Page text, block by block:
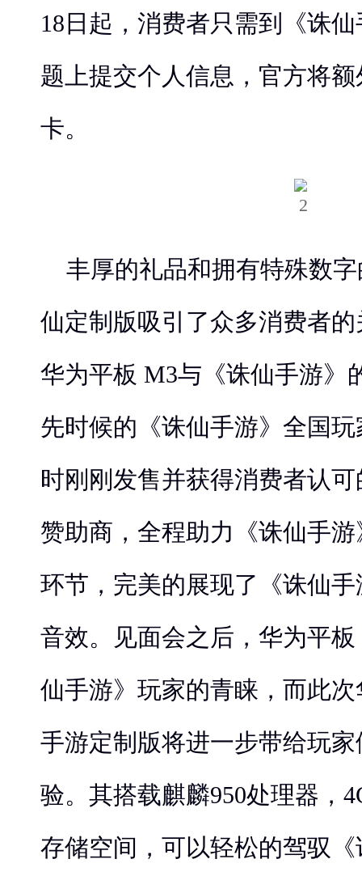
18日起，消费者只需到《诛
题上提交个人信息，官方将
卡。
丰厚的礼品和拥有特殊数
仙定制版吸引了众多消费者
华为平板 M3与《诛仙手游》
先时候的《诛仙手游》全国
时刚刚发售并获得消费者认
赞助商，全程助力《诛仙手
环节，完美的展现了《诛仙
音效。见面会之后，华为平
仙手游》玩家的青睐，而此
手游定制版将进一步带给玩
验。其搭载麒麟950处理器，
存储空间，可以轻松的驾驭